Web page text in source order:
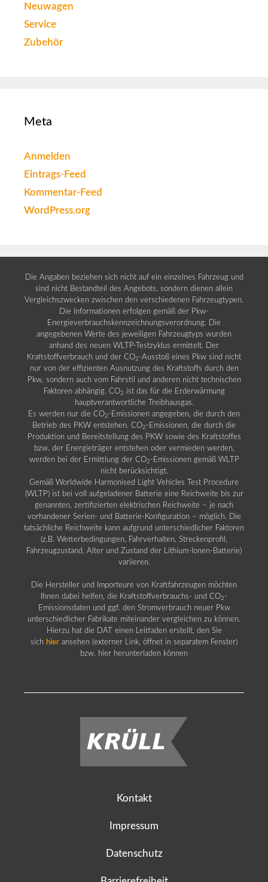
Neuwagen
Service
Zubehör
Meta
Anmelden
Eintrags-Feed
Kommentar-Feed
WordPress.org
Die Angaben beziehen sich nicht auf ein einzelnes Fahrzeug und
sind nicht Bestandteil des Angebots, sondern dienen allein
Vergleichszwecken zwischen den verschiedenen Fahrzeugtypen.
Die Informationen erfolgen gemäß der Pkw-
Energieverbrauchskennzeichnungsverordnung. Die
angegebenen Werte des jeweiligen Fahrzeugtyps wurden
anhand des neuen WLTP-Testzyklus ermittelt. Der
Kraftstoffverbrauch und der CO2 -Ausstoß eines Pkw sind nicht
nur von der effizienten Ausnutzung des Kraftstoffs durch den
Pkw, sondern auch vom Fahrstil und anderen nicht technischen
Faktoren abhängig. CO2 ist das für die Erderwärmung
hauptverantwortliche Treibhausgas.
Es werden nur die CO2 -Emissionen angegeben, die durch den
Betrieb des PKW entstehen. CO2 -Emissionen, die durch die
Produktion und Bereitstellung des PKW sowie des Kraftstoffes
bzw. der Energieträger entstehen oder vermieden werden,
werden bei der Ermittlung der CO2 -Emissionen gemäß WLTP
nicht berücksichtigt.
Gemäß Worldwide Harmonised Light Vehicles Test Procedure
(WLTP) ist bei voll aufgeladener Batterie eine Reichweite bis zur
genannten, zertifizierten elektrischen Reichweite – je nach
vorhandener Serien- und Batterie-Konfiguration – möglich. Die
tatsächliche Reichweite kann aufgrund unterschiedlicher Faktoren
(z.B. Wetterbedingungen, Fahrverhalten, Streckenprofil,
Fahrzeugzustand, Alter und Zustand der Lithium-Ionen-Batterie)
variieren.
Die Hersteller und Importeure von Kraftfahrzeugen möchten
Ihnen dabei helfen, die Kraftstoffverbrauchs- und CO2 -
Emissionsdaten und ggf. den Stromverbrauch neuer Pkw
unterschiedlicher Fabrikate miteinander vergleichen zu können.
Hierzu hat die DAT einen Leitfaden erstellt, den Sie
sich hier ansehen (externer Link, öffnet in separatem Fenster)
bzw. hier herunterladen können
Kontakt
Impressum
Datenschutz